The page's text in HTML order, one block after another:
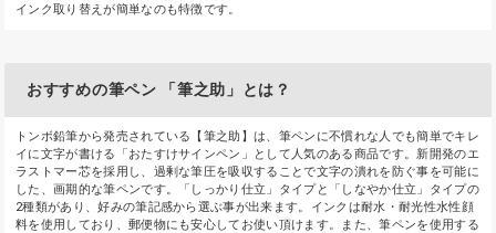
インク取り替えが簡単なのも特徴です。
おすすめの筆ペン 「筆之助」とは？
トンボ鉛筆から発売されている【筆之助】は、筆ペンに不慣れな人でも簡単でキレ
イに文字が書ける「おたすけサインペン」として人気のある商品です。新開発のエ
ラストマー芯を採用し、過剰な筆圧を吸収することで文字の潰れを防ぐ事を可能に
した、画期的な筆ペンです。「しっかり仕立」タイプと「しなやか仕立」タイプの
2種類があり、好みの筆記感から選ぶ事が出来ます。インクは耐水・耐光性水性顔
料を使用しており、郵便物にも安心してお使い頂けます。また、筆ペンを使用する